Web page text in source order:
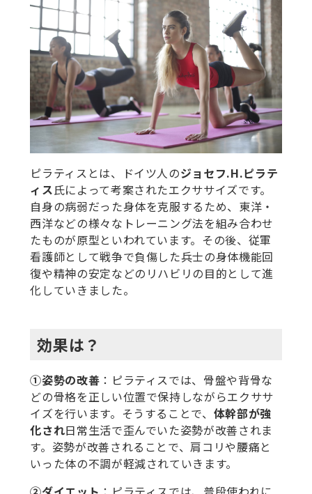
ピラティスとは、ドイツ人のジョセフ.H.ピラテ
ィス氏によって考案されたエクササイズです。
自身の病弱だった身体を克服するため、東洋・
西洋などの様々なトレーニング法を組み合わせ
たものが原型といわれています。その後、従軍
看護師として戦争で負傷した兵士の身体機能回
復や精神の安定などのリハビリの目的として進
化していきました。
効果は？
①姿勢の改善 ：ピラティスでは、骨盤や背骨な
どの骨格を正しい位置で保持しながらエクササ
イズを行います。そうすることで、 体幹部が強
化され日常生活で歪んでいた姿勢が改善されま
す。姿勢が改善されることで、肩コリや腰痛と
いった体の不調が軽減されていきます。